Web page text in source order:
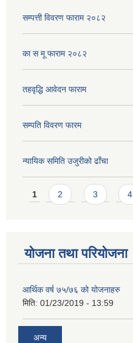
सम्पत्ती विवरण फाराम २०८२
का स मू फाराम २०८२
तहवृद्धि आवेदन फाराम
सम्पति विवरण फारम
न्यायिक समिति उजुरीको ढाँचा
Pages
1 2 3 4
योजना तथा परियोजना
आर्थिक वर्ष ७५/७६ को योजनाहरु
मिति: 01/23/2019 - 13:59
अन्य